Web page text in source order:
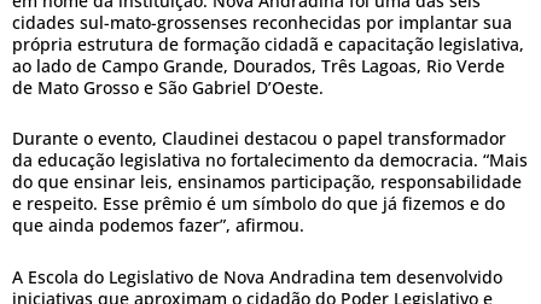
cidades sul-mato-grossenses reconhecidas por implantar sua
própria estrutura de formação cidadã e capacitação legislativa,
ao lado de Campo Grande, Dourados, Três Lagoas, Rio Verde
de Mato Grosso e São Gabriel D’Oeste.
Durante o evento, Claudinei destacou o papel transformador
da educação legislativa no fortalecimento da democracia. “Mais
do que ensinar leis, ensinamos participação, responsabilidade
e respeito. Esse prêmio é um símbolo do que já fizemos e do
que ainda podemos fazer”, afirmou.
A Escola do Legislativo de Nova Andradina tem desenvolvido
iniciativas que aproximam o cidadão do Poder Legislativo e